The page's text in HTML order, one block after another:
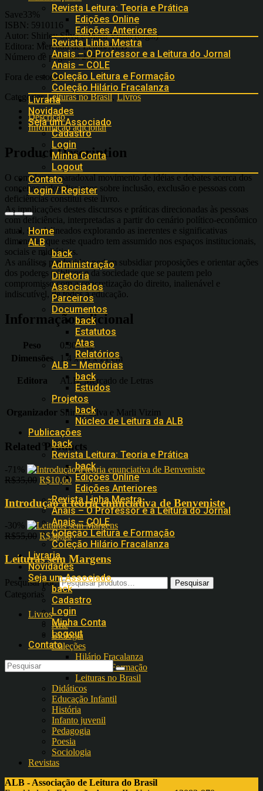
Revista Leitura: Teoria e Prática
Edições Online
Edições Anteriores
Revista Linha Mestra
Anais – O Professor e a Leitura do Jornal
Anais – COLE
Coleção Leitura e Formação
Coleção Hilário Fracalanza
Livraria
Novidades
Seja um Associado
Cadastro
Login
Minha Conta
Logout
Contato
Login / Register
Home
ALB
back
Administração
Diretoria
Associados
Parceiros
Documentos
back
Estatutos
Atas
Relatórios
ALB – Memórias
back
Estudos
Projetos
back
Núcleo de Leitura da ALB
Publicações
back
Revista Leitura: Teoria e Prática
back
Edições Online
Edições Anteriores
Revista Linha Mestra
Anais – O Professor e a Leitura do Jornal
Anais – COLE
Coleção Leitura e Formação
Coleção Hilário Fracalanza
Livraria
Novidades
Seja um Associado
back
Cadastro
Login
Minha Conta
Logout
Contato
Save33%
ISBN: 5910116
Autor: Shirley Silva e Marli Vizim (orgs.)
Editora: Mercado de Letras/ALB
Número de páginas: 256
Fora de estoque
CategoriasLeituras no Brasil,Livros
Descrição
Informação adicional
Product Description
O complexo e paradoxal movimento de idéias e debates acerca dos
conceitos e dos discursos sobre inclusão, exclusão e pessoas com
deficiências constitui este livro.
As implicações destes discursos e práticas direcionadas às pessoas
com deficiência, interpretadas a partir do cenário político-econômico
atual, são delineados explorando as inerentes e significativas
dimensões que este quadro tem assumido nos espaços institucionais,
sociais e midiáticos.
As análises produzidas podem subsidiar proposições e orientar ações
dos poderes públicos e da sociedade que se pautem pelo
compromisso com a concretização do direito, inalienável e
indiscutível, de todos à educação.
Informação adicional
Peso
0.306 kg
Dimensões
1.4 x 14 x 21 cm
Editora ALB, Mercado de Letras
Organizador Shirley Silva e Marli Vizim
Related Products
-71%
R$35,00 R$10,00
Introdução à teoria enunciativa de Benveniste
-30%
R$55,00 R$38,50
Leituras sem Margens
Pesquisar por:
Categorias
Livros
Arte
Biologia
Coleções
Hilário Fracalanza
Leitura e Formação
Leituras no Brasil
Didáticos
Educação Infantil
História
Infanto juvenil
Pedagogia
Poesia
Sociologia
Revistas
ALB - Associação de Leitura do Brasil